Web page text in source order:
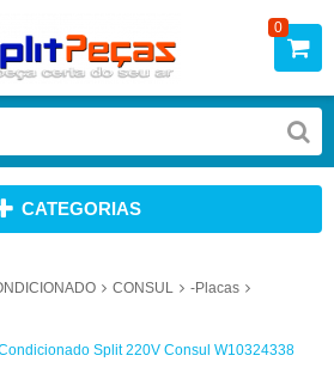
0
CATEGORIAS
CONSUL
-Placas
Split 220V Consul W10324338